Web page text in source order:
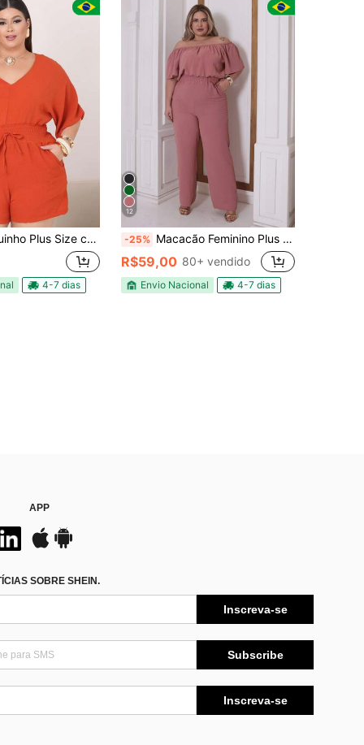
na Cintura Manga Morcego com Bolso nas Laterais
4-7 dias
12
-25% Macacão Feminino Plus Size Longo Ciganinha Manga Curta Elegante Casual Com Bolsos Levinho Pantalona
R$59,00 80+ vendido
Envio Nacional 4-7 dias
APP
SOBRE SHEIN.
Inscreva-se
Subscribe
Inscreva-se